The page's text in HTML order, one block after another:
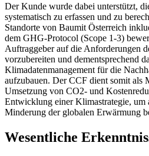
Der Kunde wurde dabei unterstützt,
systematisch zu erfassen und zu
Standorte von Baumit Österreich
dem GHG-Protocol (Scope 1-3)
Auftraggeber auf die Anforderungen
vorzubereiten und dementsprechend
Klimadatenmanagement für die
aufzubauen. Der CCF dient somit als
Umsetzung von CO2- und
Entwicklung einer Klimastrategie, um
Minderung der globalen Erwärmung
Wesentliche